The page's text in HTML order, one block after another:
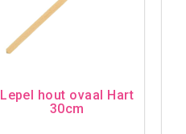
Lepel hout ovaal Hart
30cm